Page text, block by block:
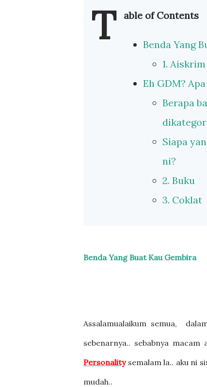
T able of Contents
Benda Yang
1.
Eh GDM?
Berapa
Siapa
ni?
2. Buku
3. Coklat
Benda Yang Buat Kau Gembira
Assalamualaikum semua,
sebenarnya.. sebabnya
Personality semalam la.. aku ni
mudah..